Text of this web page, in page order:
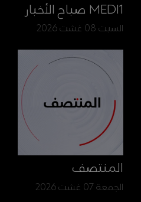
MEDI1 صباح الأخبار
السبت 08 غشت 2026
المنتصف
الجمعة 07 غشت 2026